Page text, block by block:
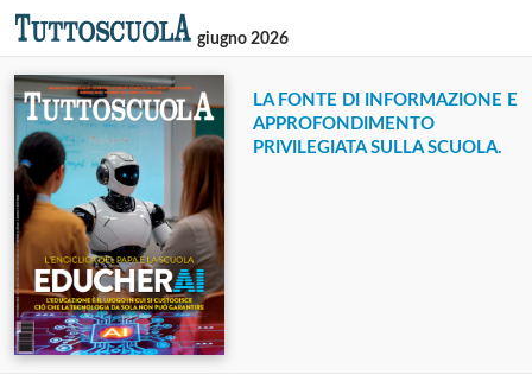
giugno 2026
LA FONTE DI INFORMAZIONE E
APPROFONDIMENTO
PRIVILEGIATA SULLA SCUOLA.